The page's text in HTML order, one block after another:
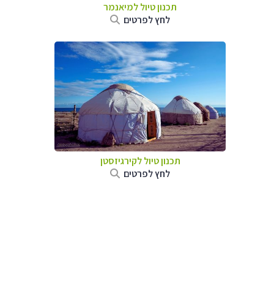
תכנון טיוללמיאנמר
לחץ לפרטים
תכנון טיוללקירגיזסטן
לחץ לפרטים